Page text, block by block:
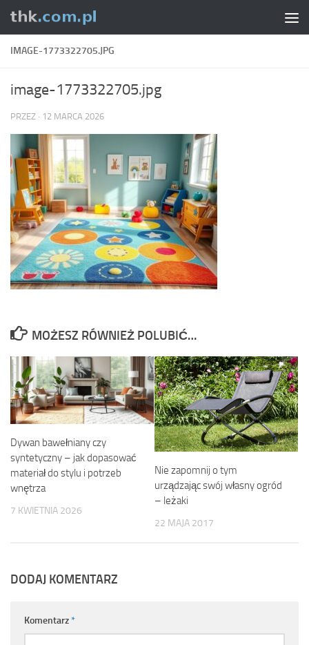
Skip to content
IMAGE-1773322705.JPG
image-1773322705.jpg
PRZEZ · 12 MARCA 2026
MOŻESZ RÓWNIEŻ POLUBIĆ…
Dywan bawełniany czy
syntetyczny – jak dopasować
materiał do stylu i potrzeb
wnętrza
7 KWIETNIA 2026
Nie zapomnij o tym
urządzając swój własny ogród
– leżaki
22 MAJA 2017
DODAJ KOMENTARZ
Komentarz*